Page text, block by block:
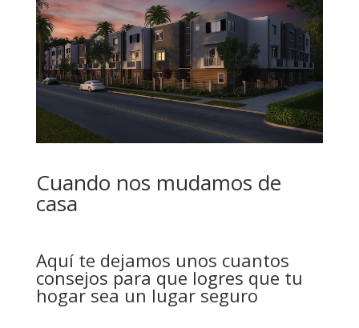
Cuando nos mudamos de
casa
Aquí te dejamos unos cuantos
consejos para que logres que tu
hogar sea un lugar seguro